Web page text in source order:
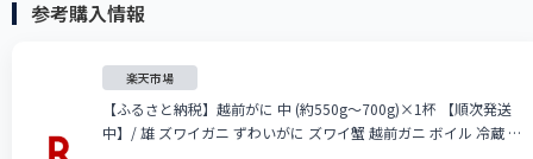
参考購入情報
楽天市場
【ふるさと納税】越前がに 中 (約550g～700g)×1杯 【順次発送
中】/ 雄 ズワイガニ ずわいがに ズワイ蟹 越前ガニ ボイル 冷蔵 ご